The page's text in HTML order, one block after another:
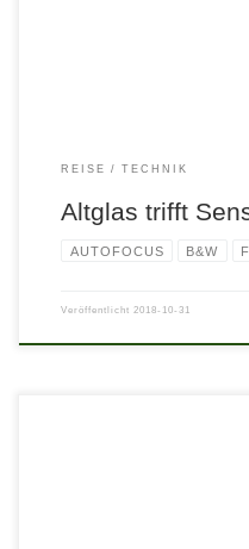
REISE TECHNIK
Altglas trifft
AUTOFOCUS B&W
Veröffentlicht 2018-10-31